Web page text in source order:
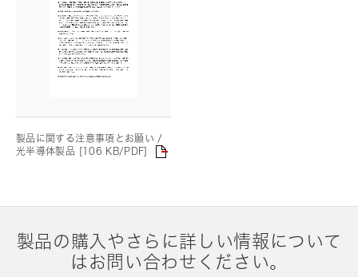
製品に関する注意事項とお願い /
光半導体製品 [106 KB/PDF]
製品の購入やさらに詳しい情報について
はお問い合わせください。